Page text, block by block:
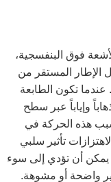
فوق البنفسجية،
الإطار المستقر من
عندما تكون الطابعة
وإياباً عبر سطح
هذه الحركة في
تأثير سلبي
يمكن أن تؤدي إلى سوء
واضحة أو مشوهة.